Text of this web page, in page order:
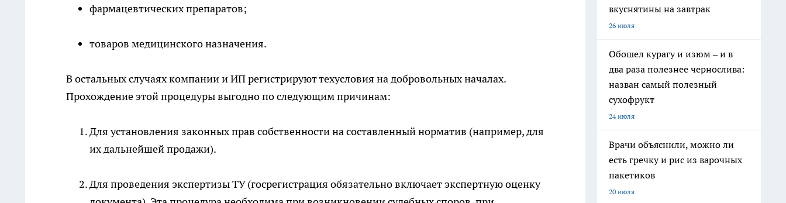
фармацевтических препаратов;
товаров медицинского назначения.
В остальных случаях компании и ИП регистрируют техусловия на добровольных началах.
Прохождение этой процедуры выгодно по следующим причинам:
Для установления законных прав собственности на составленный норматив (например, для
их дальнейшей продажи).
Для проведения экспертизы ТУ (госрегистрация обязательно включает экспертную оценку
вкуснятины на завтрак
26 июля
Обошел курагу и изюм – и в
два раза полезнее чернослива:
назван самый полезный
сухофрукт
24 июля
Врачи объяснили, можно ли
есть гречку и рис из варочных
пакетиков
20 июля